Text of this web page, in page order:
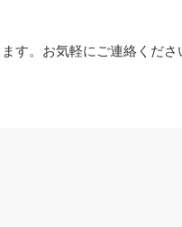
す。お気軽にご連絡くださ